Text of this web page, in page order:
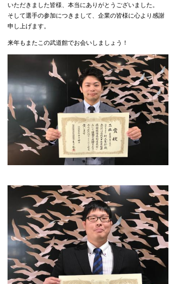
いただきました皆様、本当にありがとうございました。
そして選手の参加につきまして、企業の皆様に心より感謝
申し上げます。
来年もまたこの武道館でお会いしましょう！